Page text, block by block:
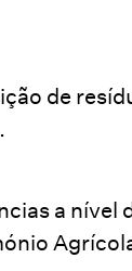
de
a nível